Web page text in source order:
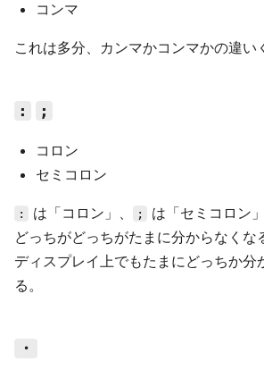
コンマ
これは多分、カンマかコンマかの違い
: ;
コロン
セミコロン
: は「コロン」、 ;
は「セミコロン」
どっちがどっちがたまに分からなくな
ディスプレイ上でもたまにどっちか分
る。
・